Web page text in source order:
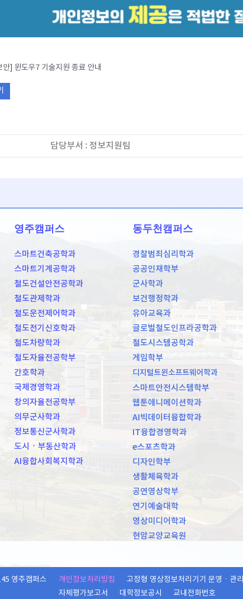
안] 윈도우7 기술지원 종료 안내
담당부서 : 정보지원팀
영주캠퍼스
스마트건축공학과
스마트기계공학과
철도건설안전공학과
철도관제학과
철도운전제어학과
철도전기신호학과
철도차량학과
철도자율전공학부
간호학과
국제경영학과
창의자율전공학부
의무군사학과
정보통신군사학과
도시ㆍ부동산학과
AI융합사회복지학과
동두천캠퍼스
경찰범죄심리학과
공공인재학부
군사학과
보건행정학과
유아교육과
글로벌철도인프라공학과
철도시스템공학과
게임학부
디지털트윈소프트웨어학과
스마트안전시스템학부
웹툰애니메이션학과
AI빅데이터융합학과
IT융합경영학과
e스포츠학과
디자인학부
생활체육학과
공연영상학부
연기예술대학
영상미디어학과
현암교양교육원
영주캠퍼스
개인정보처리방침 고정형 영상정보처리기기 운영ㆍ관
자체평가보고서
대학정보공시 교내전화번호